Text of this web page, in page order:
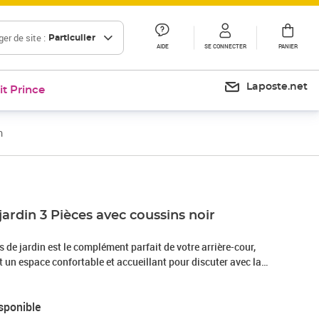
de site : Particulier
AIDE SE CONNECTER PANIER
Prince Laposte.net
3 Pièces avec coussins noir
de jardin est le complément parfait de votre arrière-cour,
espace confortable et accueillant pour discuter avec la
se détendre et profiter de l'extérieur. Durable et
robuste : le dessus robuste de la table de patio est idéal